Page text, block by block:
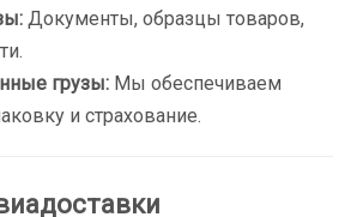
Документы, образцы товаров,
грузы: Мы обеспечиваем
и страхование.